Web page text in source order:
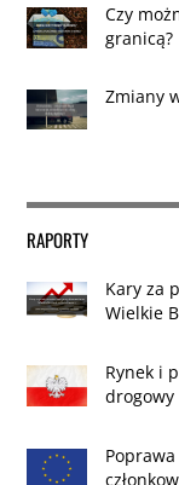
Czy
granicą?
Zmiany
RAPORTY
Kary za
Wielkie
Rynek i
drogowy